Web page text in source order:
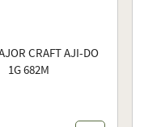
CRAFT AJI-DO
1G 682M